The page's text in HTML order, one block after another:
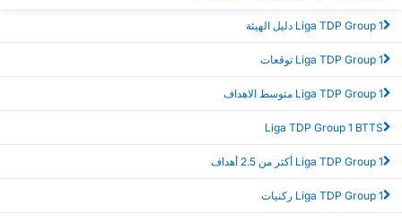
Liga TDP Group 1 دليل الهيئة
Liga TDP Group 1 توقعات
Liga TDP Group 1 متوسط الاهداف
Liga TDP Group 1 BTTS
Liga TDP Group 1 أكثر من 2.5 أهداف
Liga TDP Group 1 ركنيات